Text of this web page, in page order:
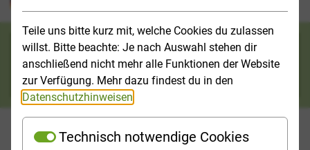
Teile uns bitte kurz mit, welche Cookies du zulassen
willst. Bitte beachte: Je nach Auswahl stehen dir
anschließend nicht mehr alle Funktionen der Website
zur Verfügung. Mehr dazu findest du in den
Datenschutzhinweisen
Technisch notwendige Cookies
Suchkategorie